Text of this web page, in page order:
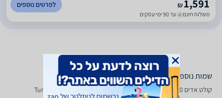
₪1,591
משלוח חינם עד 90 ימי עסקים
לפרטים נוספים
שמות נוספים לדגם
קולט אדים Turbo Air IRIS 90, IRIS90 Turbo Air , Turbo Air IRIS90